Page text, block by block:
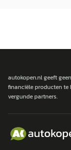
autokopen.nl geeft
financiële producten te
vergunde partners.